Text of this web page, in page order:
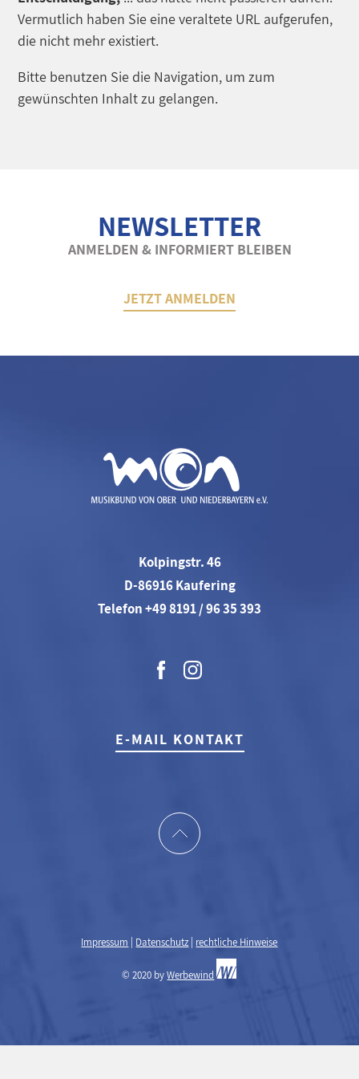
Vermutlich haben Sie eine veraltete URL aufgerufen,
die nicht mehr existiert.
Bitte benutzen Sie die Navigation, um zum
gewünschten Inhalt zu gelangen.
NEWSLETTER
ANMELDEN & INFORMIERT BLEIBEN
JETZT ANMELDEN
Kolpingstr. 46
D-86916 Kaufering
Telefon +49 8191 / 96 35 393
E-MAIL KONTAKT
Impressum Datenschutz rechtliche Hinweise
© 2020 byWerbewind